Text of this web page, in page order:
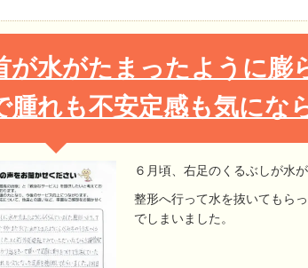
が水がたまったように膨
腫れも不安定感も気にな
６月頃、右足のくるぶしが水
整形へ行って水を抜いてもら
でしまいました。